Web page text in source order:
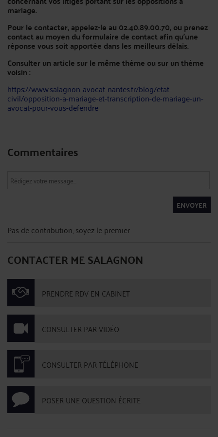
mariage.
Pour le contacter, appelez-le au 02.40.89.00.70, ou prenez
contact au moyen du formulaire de contact afin qu’une
réponse vous soit apportée dans les meilleurs délais.
Consulter un article sur le même thème ou sur un thème
voisin :
https://www.salagnon-avocat-nantes.fr/blog/etat-
civil/opposition-a-mariage-et-transcription-de-mariage-un-
avocat-pour-vous-defendre
Commentaires
ENVOYER
Pas de contribution, soyez le premier
CONTACTER ME SALAGNON
PRENDRE RDV EN CABINET
CONSULTER PAR VIDÉO
CONSULTER PAR TÉLÉPHONE
POSER UNE QUESTION ÉCRITE